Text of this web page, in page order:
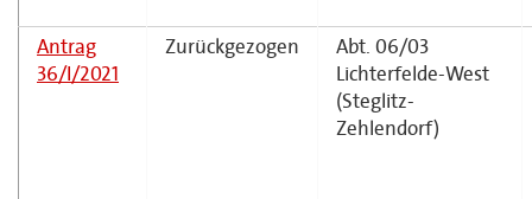
Antrag
36/I/2021
Zurückgezogen
Abt. 06/03
Lichterfelde-West
(Steglitz-
Zehlendorf)